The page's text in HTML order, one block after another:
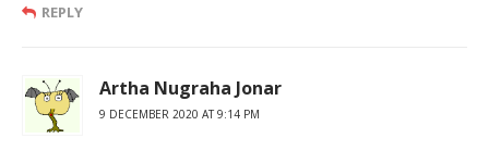
REPLY
Artha Nugraha Jonar
9 DECEMBER 2020 AT 9:14 PM